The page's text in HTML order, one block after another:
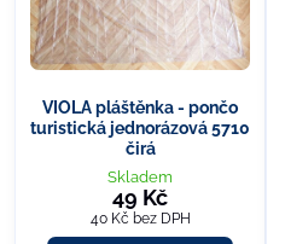
VIOLA pláštěnka - pončo
turistická jednorázová 5710
čirá
Skladem
49 Kč
40 Kč bez DPH